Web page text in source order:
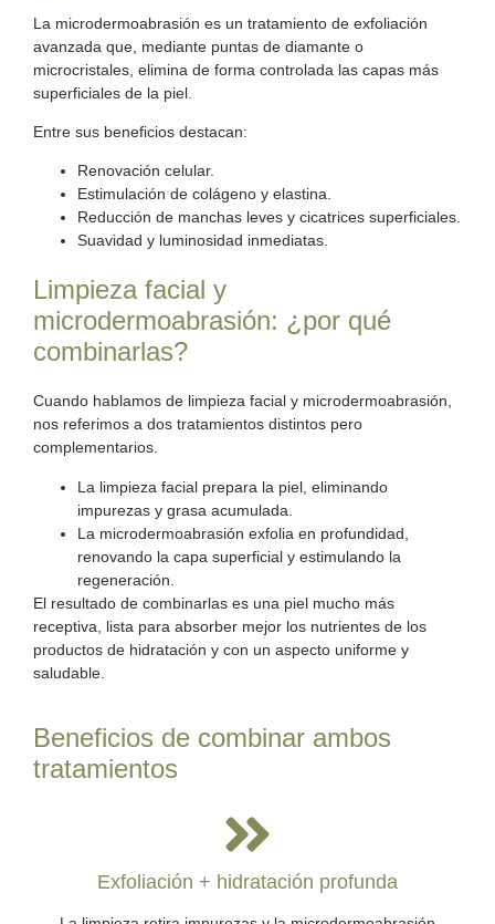
La microdermoabrasión es un tratamiento de exfoliación
avanzada que, mediante puntas de diamante o
microcristales, elimina de forma controlada las capas más
superficiales de la piel.
Entre sus beneficios destacan:
Renovación celular.
Estimulación de colágeno y elastina.
Reducción de manchas leves y cicatrices superficiales.
Suavidad y luminosidad inmediatas.
Limpieza facial y
microdermoabrasión: ¿por qué
combinarlas?
Cuando hablamos de limpieza facial y microdermoabrasión,
nos referimos a dos tratamientos distintos pero
complementarios.
La limpieza facial prepara la piel, eliminando
impurezas y grasa acumulada.
La microdermoabrasión exfolia en profundidad,
renovando la capa superficial y estimulando la
regeneración.
El resultado de combinarlas es una piel mucho más
receptiva, lista para absorber mejor los nutrientes de los
productos de hidratación y con un aspecto uniforme y
saludable.
Beneficios de combinar ambos
tratamientos
Exfoliación + hidratación profunda